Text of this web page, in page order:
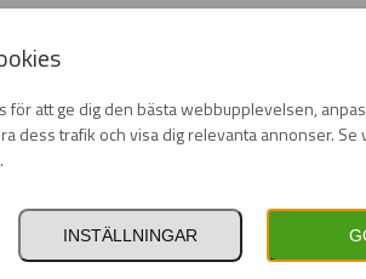
exkl. moms
för att ge dig den bästa webbupplevelsen,
dess trafik och visa dig relevanta annonser.
INSTÄLLNINGAR